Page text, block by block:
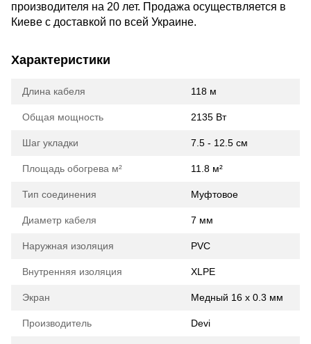
производителя на 20 лет. Продажа осуществляется в
Киеве с доставкой по всей Украине.
Характеристики
Длина кабеля 118 м
Общая мощность 2135 Вт
Шаг укладки 7.5 - 12.5 см
Площадь обогрева м² 11.8 м²
Тип соединения Муфтовое
Диаметр кабеля 7 мм
Наружная изоляция PVC
Внутренняя изоляция XLPE
Экран Медный 16 х 0.3 мм
Производитель Devi